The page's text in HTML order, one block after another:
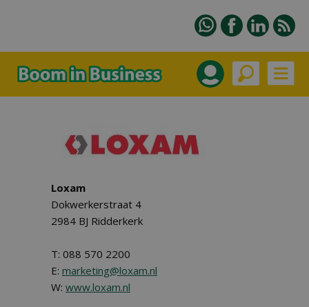
Loxam
Dokwerkerstraat 4
2984 BJ Ridderkerk
T: 088 570 2200
E: marketing@loxam.nl
W: www.loxam.nl